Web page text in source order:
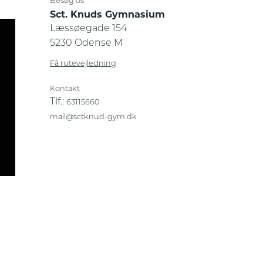
Sct. Knuds Gymnasium
Læssøegade 154
5230 Odense M
Få rutevejledning
Kontakt
Tlf.:63115660
mail@sctknud-gym.dk